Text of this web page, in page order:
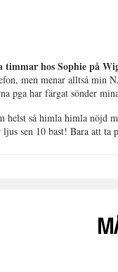
timmar hos Sophie på
men menar alltså min
pga har färgat sönder
helst så himla himla nöjd
sen 10 bast! Bara att ta